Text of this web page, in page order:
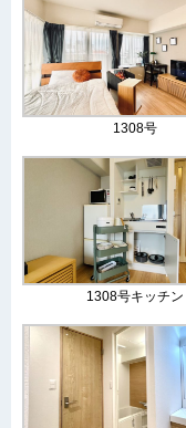
1308号
1308号キッチン